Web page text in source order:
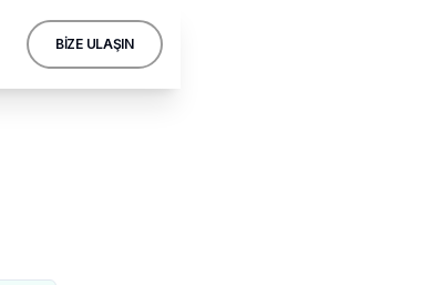
BİZE ULAŞIN